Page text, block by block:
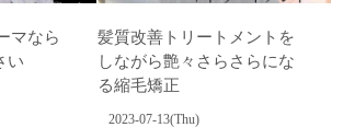
マなら
い️
⁡髪質改善トリートメントを
しながら艶々さらさらにな
る縮毛矯正
2023-07-13(Thu)